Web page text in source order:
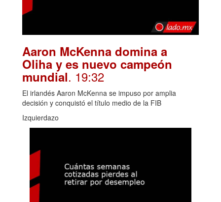
Aaron McKenna domina a
Oliha y es nuevo campeón
mundial. 19:32
El irlandés Aaron McKenna se impuso por amplia
decisión y conquistó el título medio de la FIB
Izquierdazo